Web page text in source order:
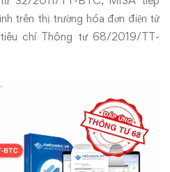
trên thị trường hóa đơn điện tử
chí Thông tư 68/2019/TT-